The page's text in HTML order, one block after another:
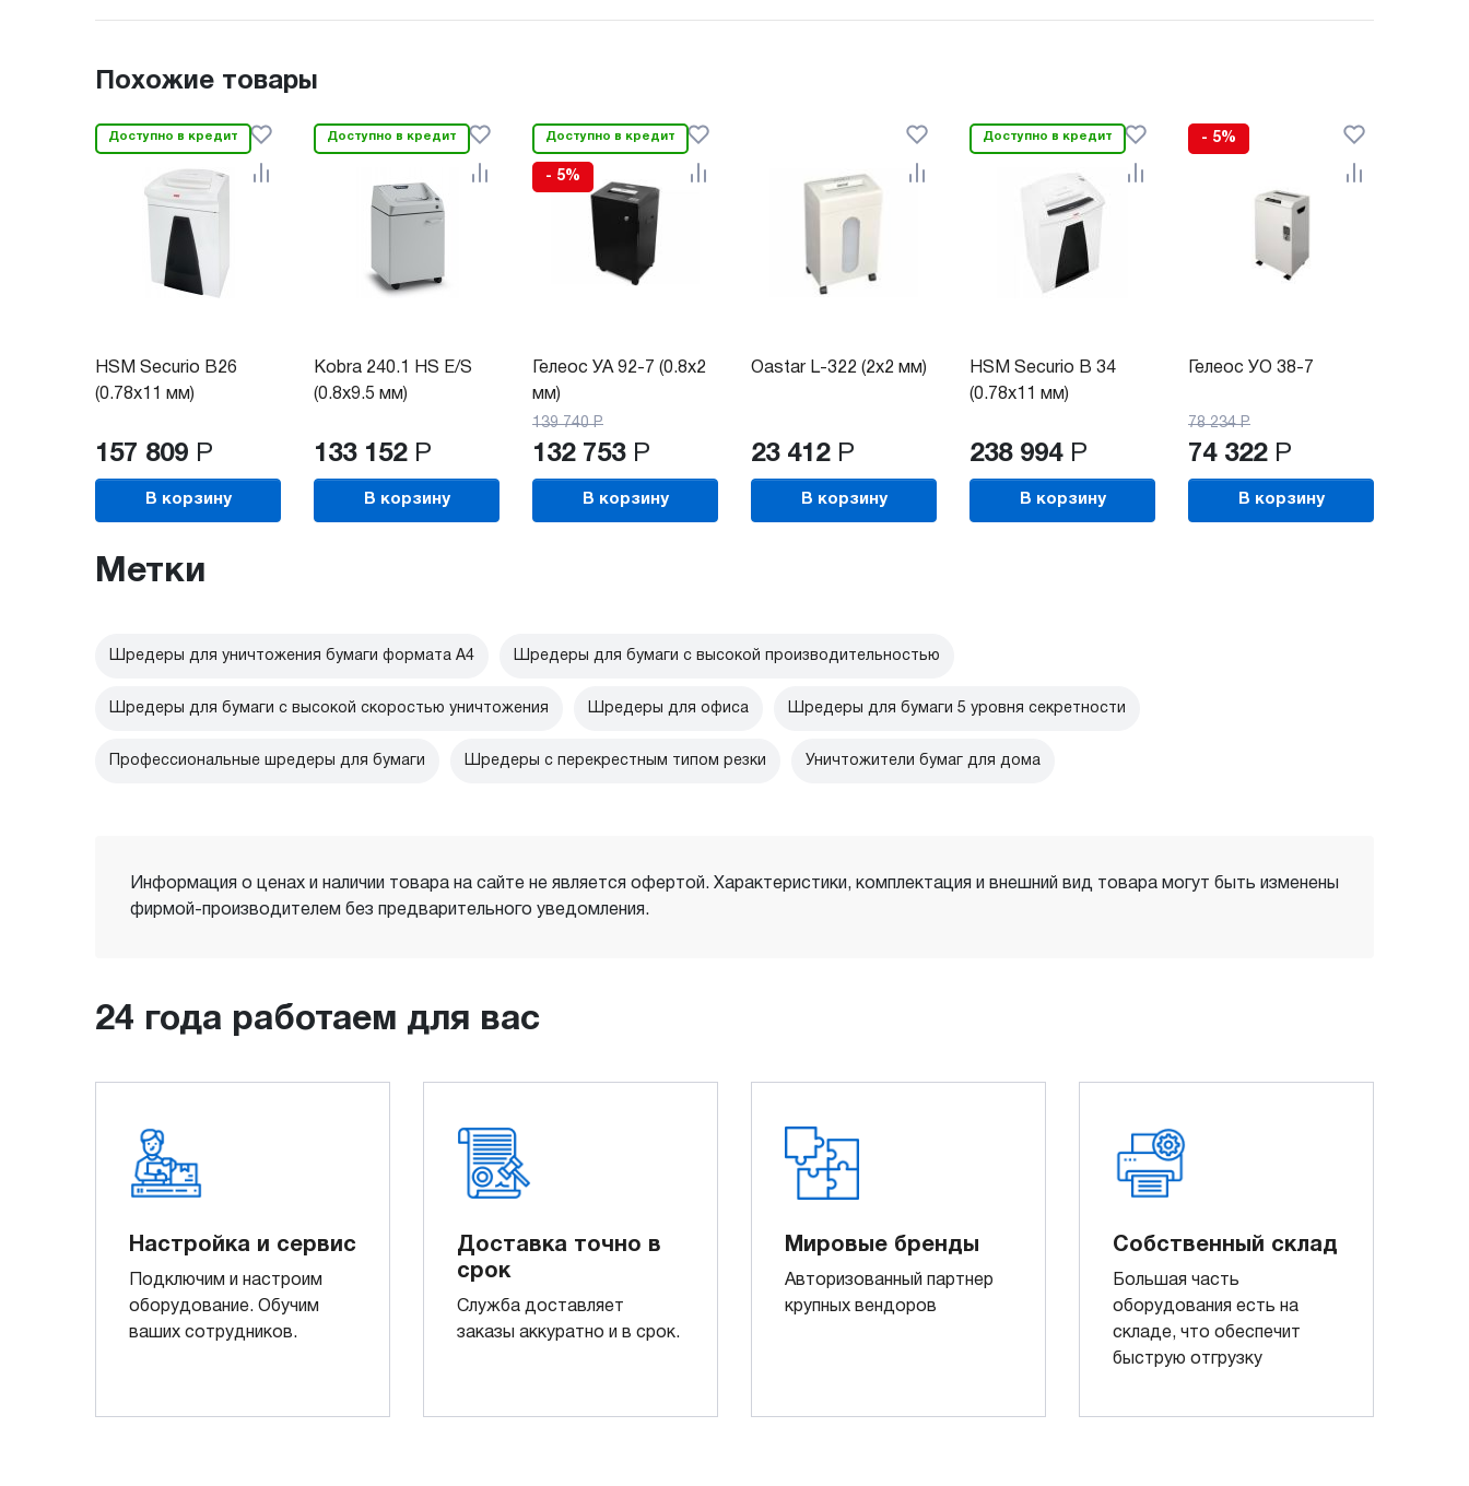
Похожие товары
Доступно в кредит
HSM Securio B26
(0.78x11 мм)
157 809 Р
В корзину
Доступно в кредит
Kobra 240.1 HS E/S
(0.8x9.5 мм)
133 152 Р
В корзину
Доступно в кредит
- 5%
Гелеос УА 92-7 (0.8х2
мм)
139 740 Р
132 753 Р
В корзину
Oastar L-322 (2x2 мм)
23 412 Р
В корзину
Доступно в кредит
HSM Securio B 34
(0.78х11 мм)
238 994 Р
В корзину
- 5%
Гелеос УО 38-7
78 234 Р
74 322 Р
В корзину
Метки
Шредеры для уничтожения бумаги формата А4 Шредеры для бумаги с высокой производительностью
Шредеры для бумаги с высокой скоростью уничтожения Шредеры для офиса Шредеры для бумаги 5 уровня секретности
Профессиональные шредеры для бумаги Шредеры с перекрестным типом резки Уничтожители бумаг для дома
Информация о ценах и наличии товара на сайте не является офертой. Характеристики, комплектация и внешний вид товара могут быть изменены
фирмой-производителем без предварительного уведомления.
24 года работаем для вас
Настройка и сервис
Подключим и настроим
оборудование. Обучим
ваших сотрудников.
Доставка точно в
срок
Служба доставляет
заказы аккуратно и в срок.
Мировые бренды
Авторизованный партнер
крупных вендоров
Собственный склад
Большая часть
оборудования есть на
складе, что обеспечит
быструю отгрузку